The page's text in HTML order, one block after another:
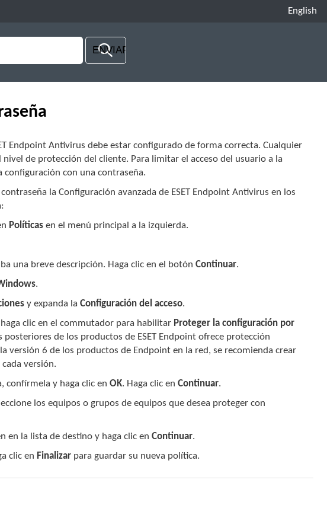
English
Endpoint Antivirus debe estar configurado de forma correcta. Cualquier
de protección del cliente. Para limitar el acceso del usuario a la
con una contraseña.
la Configuración avanzada de ESET Endpoint Antivirus en los
Políticas en el menú principal a la izquierda.
una breve descripción. Haga clic en el botónContinuar.
.
y expanda laConfiguración del acceso.
clic en el commutador para habilitar Proteger la configuración por
posteriores de los productos de ESET Endpoint ofrece protección
versión 6 de los productos de Endpoint en la red, se recomienda crear
versión.
confírmela y haga clic enOK. Haga clic enContinuar.
los equipos o grupos de equipos que desea proteger con
en la lista de destino y haga clic enContinuar.
clic en Finalizar para guardar su nueva política.